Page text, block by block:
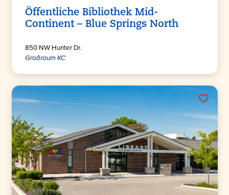
Öffentliche Bibliothek Mid-
Continent – Blue Springs North
850 NW Hunter Dr.
Großraum KC